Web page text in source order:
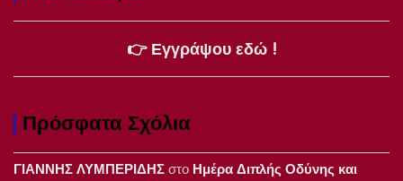
👉 Εγγράψου εδώ !
Πρόσφατα Σχόλια
ΓΙΑΝΝΗΣ ΛΥΜΠΕΡΙΔΗΣστο Ημέρα Διπλής Οδύνης και